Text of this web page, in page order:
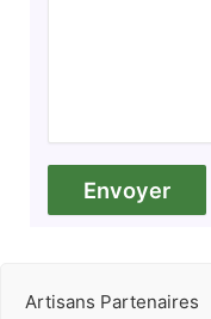
Artisans Partenaires